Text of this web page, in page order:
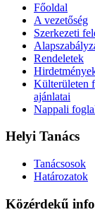
Főoldal
A vezetőség
Szerkezeti
Rendeletek
Külterületen
ajánlatai
Nappali
Helyi Tanács
Tanácsosok
Határozatok
Közérdekű